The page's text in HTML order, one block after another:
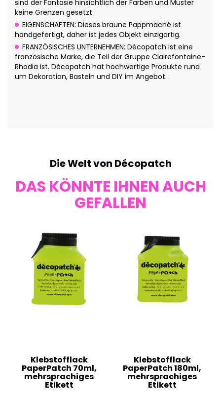
sind der Fantasie hinsichtlich der Farben und Muster
keine Grenzen gesetzt.
EIGENSCHAFTEN: Dieses braune Pappmaché ist
handgefertigt, daher ist jedes Objekt einzigartig.
FRANZÖSISCHES UNTERNEHMEN: Décopatch ist eine
französische Marke, die Teil der Gruppe Clairefontaine-
Rhodia ist. Décopatch hat hochwertige Produkte rund
um Dekoration, Basteln und DIY im Angebot.
Die Welt von Décopatch
DAS KÖNNTE IHNEN AUCH
GEFALLEN
Klebstofflack
PaperPatch 70ml,
mehrsprachiges
Etikett
Klebstofflack
PaperPatch 180ml,
mehrsprachiges
Etikett